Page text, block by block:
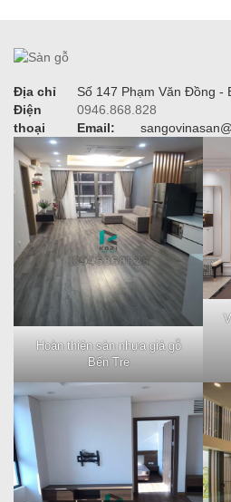
Địa chỉ
Số 147 Phạm Văn Đồng -
Điện
thoại
0946.868.828
Email:
Hoàn thiện sàn nhựa giả gỗ
Bến Tre